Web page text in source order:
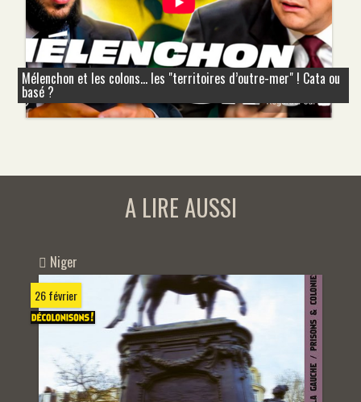
Mélenchon et les colons... les "territoires d’outre-mer" ! Cata ou
basé ?
A LIRE AUSSI
Niger
26 février